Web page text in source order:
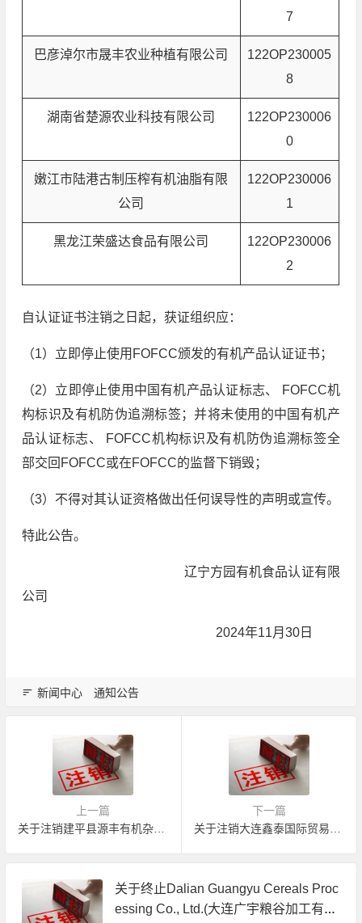
7
巴彦淖尔市晟丰农业种植有限公司
122OP230005
8
湖南省楚源农业科技有限公司
122OP230006
0
嫩江市陆港古制压榨有机油脂有限
公司
122OP230006
1
黑龙江荣盛达食品有限公司
122OP230006
2
自认证证书注销之日起，获证组织应：
（1）立即停止使用FOFCC颁发的有机产品认证证书；
（2）立即停止使用中国有机产品认证标志、 FOFCC机
构标识及有机防伪追溯标签；并将未使用的中国有机产
品认证标志、 FOFCC机构标识及有机防伪追溯标签全
部交回FOFCC或在FOFCC的监督下销毁；
（3）不得对其认证资格做出任何误导性的声明或宣传。
特此公告。
辽宁方园有机食品认证有限
公司
2024年11月30日
新闻中心 通知公告
上一篇
关于注销建平县源丰有机杂粮有限公司加拿大有机产品认证证书的公告
下一篇
关于终止Dalian Guangyu Cereals Proc
essing Co., Ltd.(大连广宇粮谷加工有限